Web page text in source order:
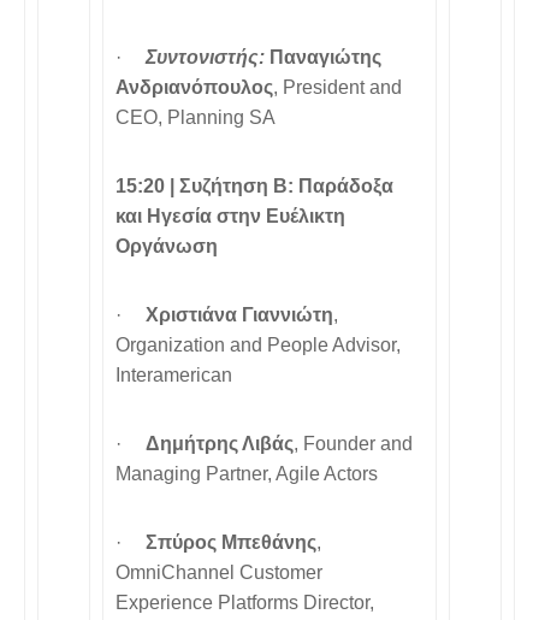
· Συντονιστής: Παναγιώτης
Ανδριανόπουλος, President and
CEO, Planning SA
15:20 | Συζήτηση B: Παράδοξα
και Ηγεσία στην Ευέλικτη
Οργάνωση
· Χριστιάνα Γιαννιώτη,
Organization and People Advisor,
Interamerican
· Δημήτρης Λιβάς, Founder and
Managing Partner, Agile Actors
· Σπύρος Μπεθάνης,
OmniChannel Customer
Experience Platforms Director,